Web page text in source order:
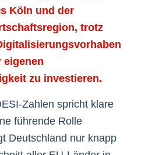
Köln und der
trotz
eigenen
zu investieren.
Zahlen spricht klare
führende Rolle
Deutschland nur knapp